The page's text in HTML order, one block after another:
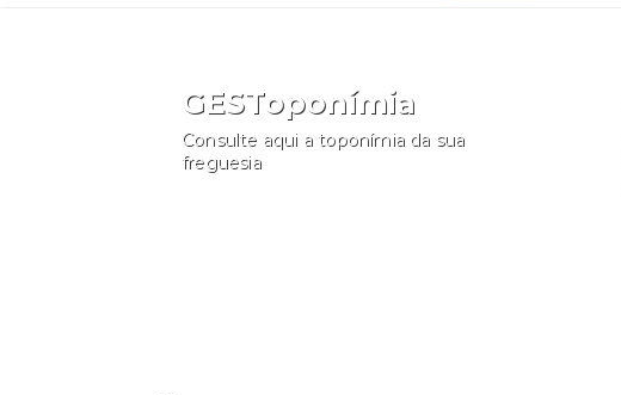
GESToponímia
Consulte aqui a toponímia da sua
freguesia